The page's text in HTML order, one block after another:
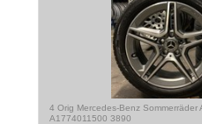
4 Orig Mercedes-Benz
A1774011500 3890